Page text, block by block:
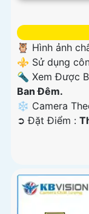
🦉 Hình ảnh
⚜️ Sử dụng
🔦 Xem Được
Ban Ðêm.
❄ Camera
️➲ Đặt Điểm :